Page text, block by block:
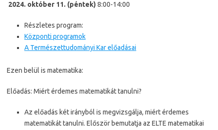
2024. október 11. (péntek) 8:00-14:00
Részletes program:
Központi programok
A Természettudományi Kar előadásai
Ezen belül is matematika:
Előadás: Miért érdemes matematikát tanulni?
Az előadás két irányból is megvizsgálja, miért érdemes
matematikát tanulni. Először bemutatja az ELTE matematikai